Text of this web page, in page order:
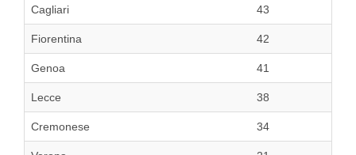
Cagliari 43
Fiorentina 42
Genoa 41
Lecce 38
Cremonese 34